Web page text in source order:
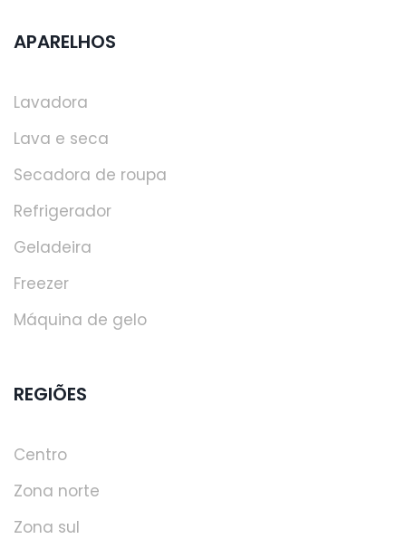
APARELHOS
Lavadora
Lava e seca
Secadora de roupa
Refrigerador
Geladeira
Freezer
Máquina de gelo
REGIÕES
Centro
Zona norte
Zona sul